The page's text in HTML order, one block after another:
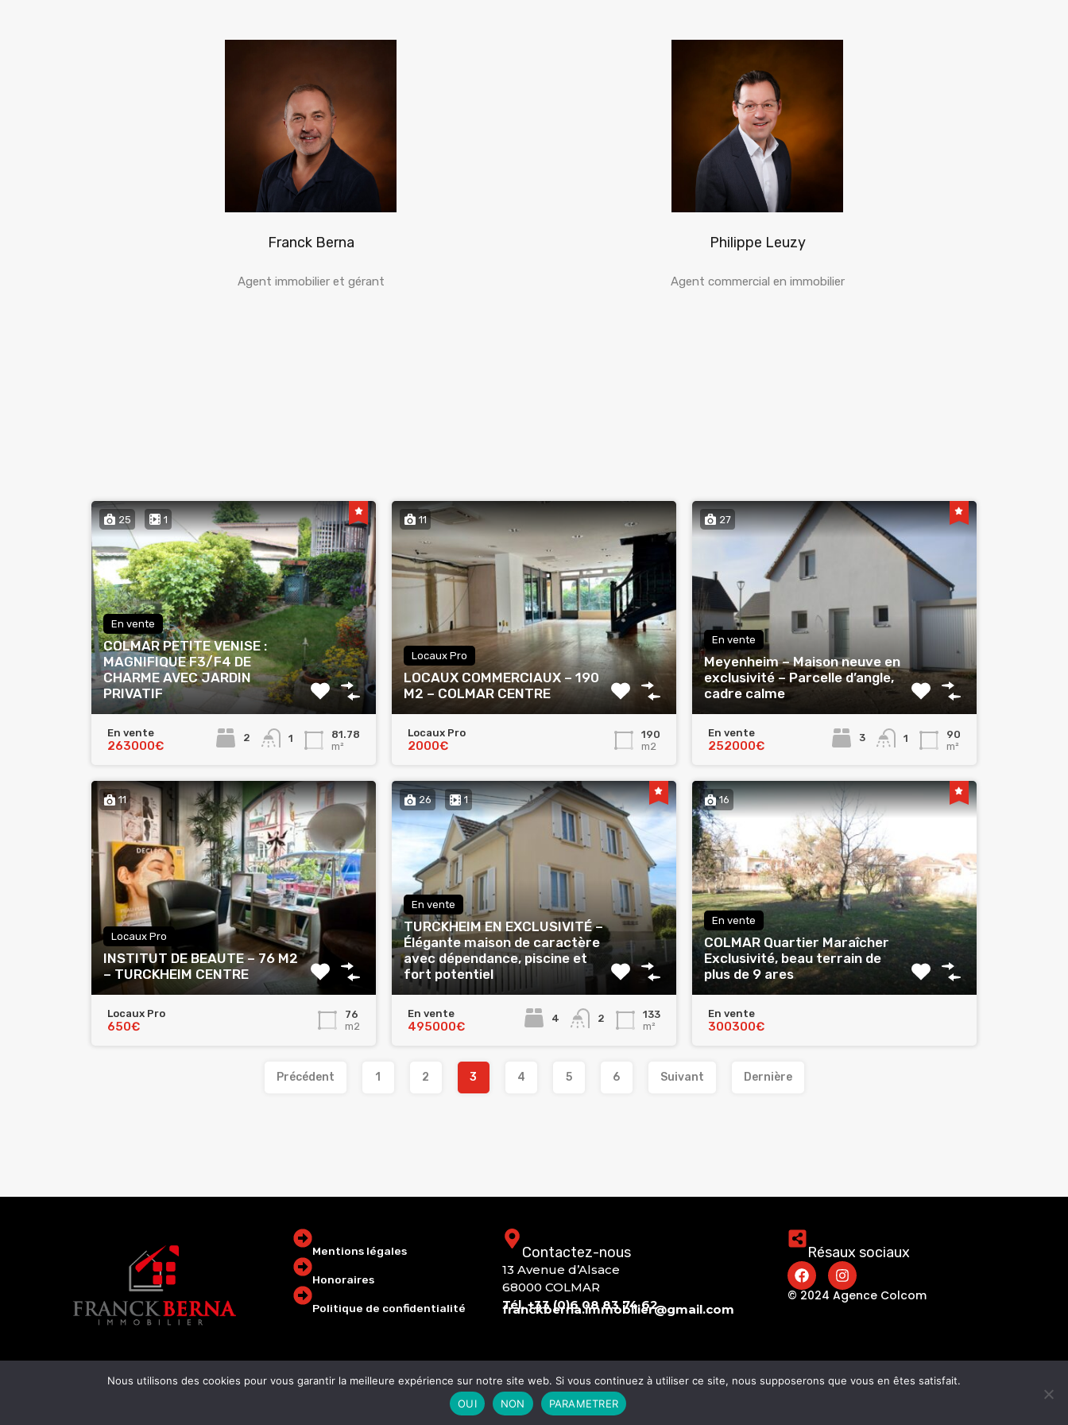
Franck Berna
Agent immobilier et gérant
Philippe Leuzy
Agent commercial en immobilier
25 1
En vente
COLMAR PETITE VENISE :
MAGNIFIQUE F3/F4 DE
CHARME AVEC JARDIN
PRIVATIF
En vente
263000€
2 1
81.78
m²
11
Locaux Pro
LOCAUX COMMERCIAUX – 190
M2 – COLMAR CENTRE
Locaux Pro
2000€
190
m2
27
En vente
Meyenheim – Maison neuve en
exclusivité – Parcelle d’angle,
cadre calme
En vente
252000€
3 1
90
m²
11
Locaux Pro
INSTITUT DE BEAUTE – 76 M2
– TURCKHEIM CENTRE
Locaux Pro
650€
76
m2
26 1
En vente
TURCKHEIM EN EXCLUSIVITÉ –
Élégante maison de caractère
avec dépendance, piscine et
fort potentiel
En vente
495000€
4 2
133
m²
16
En vente
COLMAR Quartier Maraîcher
Exclusivité, beau terrain de
plus de 9 ares
En vente
300300€
Précédent 1 2 3 4 5 6 Suivant Dernière
Mentions légales
Honoraires
Politique de confidentialité
Contactez-nous
13 Avenue d’Alsace
68000 COLMAR
Tél. +33 (0)6 08 83 74 62
franckberna.immobilier@gmail.com
Résaux sociaux
© 2024 Agence Colcom
©2026 Tous les droits Reservés.
Nous utilisons des cookies pour vous garantir la meilleure expérience sur notre site web. Si vous continuez à utiliser ce site, nous supposerons que vous en êtes satisfait.
OUI
NON PARAMETRER